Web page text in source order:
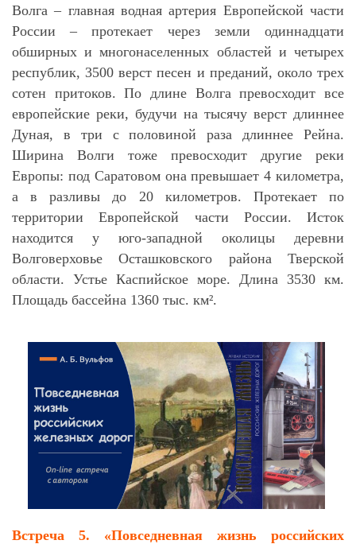
Волга – главная водная артерия Европейской части
России – протекает через земли одиннадцати
обширных и многонаселенных областей и четырех
республик, 3500 верст песен и преданий, около трех
сотен притоков. По длине Волга превосходит все
европейские реки, будучи на тысячу верст длиннее
Дуная, в три с половиной раза длиннее Рейна.
Ширина Волги тоже превосходит другие реки
Европы: под Саратовом она превышает 4 километра,
а в разливы до 20 километров. Протекает по
территории Европейской части России. Исток
находится у юго-западной околицы деревни
Волговерховье Осташковского района Тверской
области. Устье Каспийское море. Длина 3530 км.
Площадь бассейна 1360 тыс. км².
Встреча 5. «Повседневная жизнь российских